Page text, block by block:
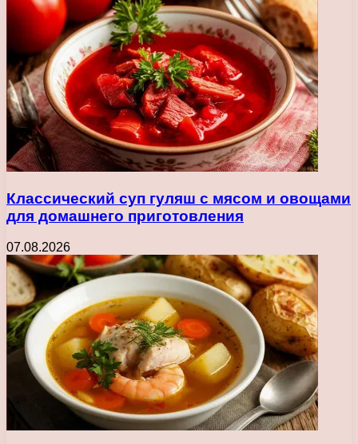
Классический суп гуляш с мясом и овощами
для домашнего приготовления
07.08.2026